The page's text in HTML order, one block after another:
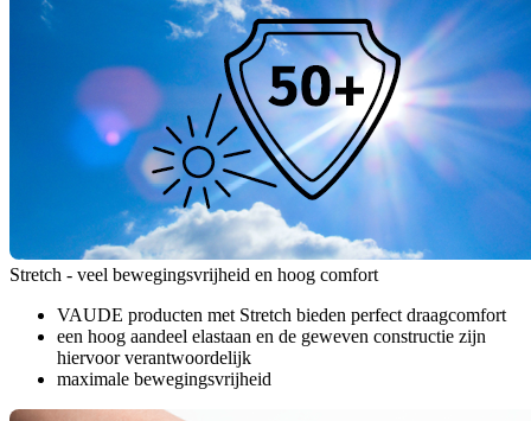
Stretch - veel bewegingsvrijheid en hoog comfort
VAUDE producten met Stretch bieden perfect draagcomfort
een hoog aandeel elastaan en de geweven constructie zijn
hiervoor verantwoordelijk
maximale bewegingsvrijheid